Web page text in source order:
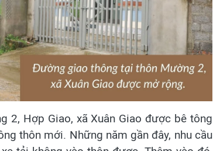
2, Hợp Giao, xã Xuân Giao được bê tông
thôn mới. Những năm gần đây, nhu cầu